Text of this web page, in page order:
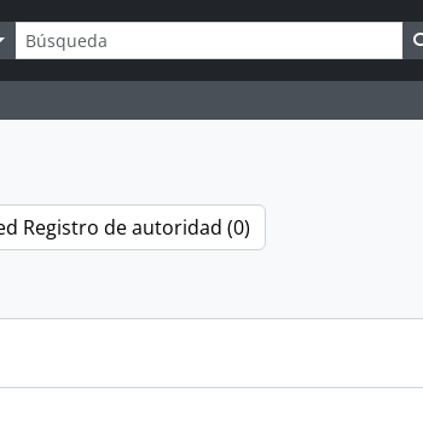
options
Registro de autoridad (0)